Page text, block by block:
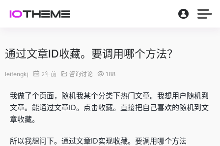
通过文章ID收藏。要调用哪个方法？
leifengkj 2年前 咨询讨论 188
我做了个页面，随机我某个分类下热门文章。我想用户随机到
文章。能通过文章ID。点击收藏。直接把自己喜欢的随机到文
章收藏。
所以我想问下。通过文章ID实现收藏。要调用哪个方法